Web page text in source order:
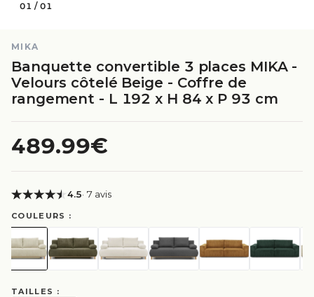
01 /01
MIKA
Banquette convertible 3 places MIKA -
Velours côtelé Beige - Coffre de
rangement - L 192 x H 84 x P 93 cm
489.99€
4.5· 7 avis
COULEURS :
TAILLES :